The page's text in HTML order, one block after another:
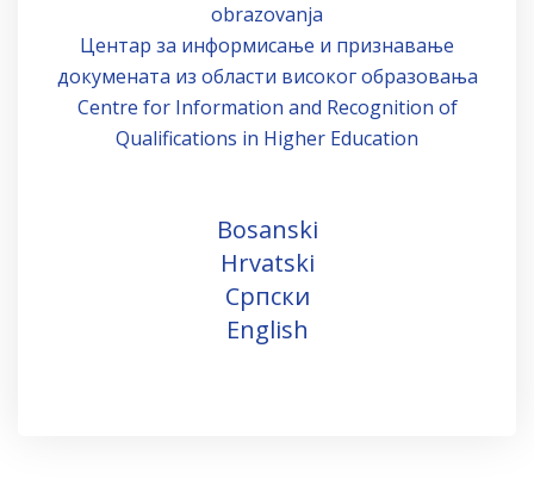
obrazovanja
Центар за информисање и признавање
докумената из области високог образовања
Centre for Information and Recognition of
Qualifications in Higher Education
Bosanski
Hrvatski
Српски
English